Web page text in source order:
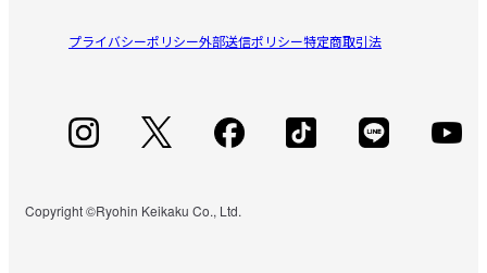
プライバシーポリシー外部送信ポリシー特定商取引法
Copyright ©Ryohin Keikaku Co., Ltd.